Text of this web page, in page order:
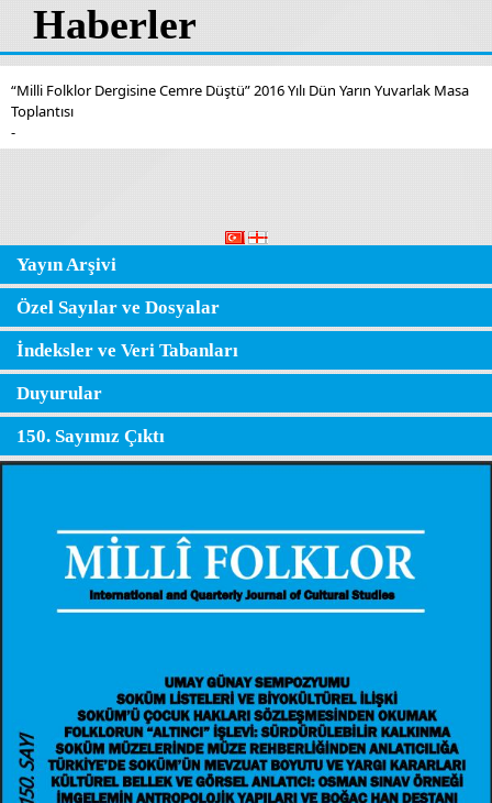
Haberler
“Milli Folklor Dergisine Cemre Düştü” 2016 Yılı Dün Yarın Yuvarlak Masa
Toplantısı
-
Yayın Arşivi
Özel Sayılar ve Dosyalar
İndeksler ve Veri Tabanları
Duyurular
150. Sayımız Çıktı